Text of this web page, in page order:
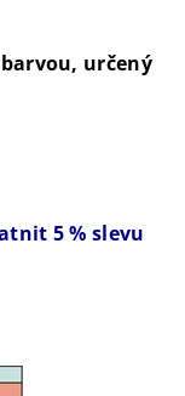
určený
5 % slevu